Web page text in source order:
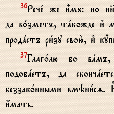
36Речe же и5мъ: но
да в0зметъ, тaкожде и3
продaстъ ри1зу свою2, и3
37Глаг0лю бо вaмъ,
подобaетъ, да
беззак0нными вмэни1сz.
и4мать.